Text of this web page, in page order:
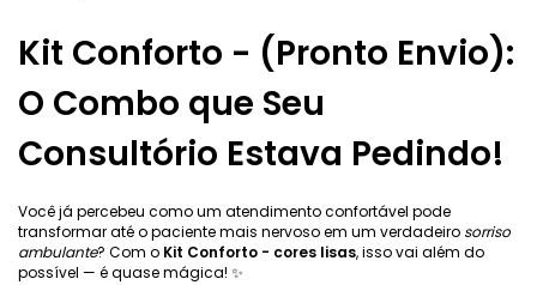
Kit Conforto - (Pronto Envio):
O Combo que Seu
Consultório Estava Pedindo!
Você já percebeu como um atendimento confortável pode
transformar até o paciente mais nervoso em um verdadeiro sorriso
ambulante? Com o Kit Conforto - cores lisas, isso vai além do
possível — é quase mágica! ✨